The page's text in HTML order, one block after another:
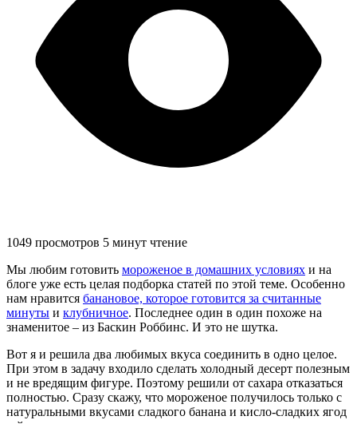
1049 просмотров 5 минут чтение
Мы любим готовить мороженое в домашних условиях и на
блоге уже есть целая подборка статей по этой теме. Особенно
нам нравится банановое, которое готовится за считанные
минуты и клубничное. Последнее один в один похоже на
знаменитое – из Баскин Роббинс. И это не шутка.
Вот я и решила два любимых вкуса соединить в одно целое.
При этом в задачу входило сделать холодный десерт полезным
и не вредящим фигуре. Поэтому решили от сахара отказаться
полностью. Сразу скажу, что мороженое получилось только с
натуральными вкусами сладкого банана и кисло-сладких ягод